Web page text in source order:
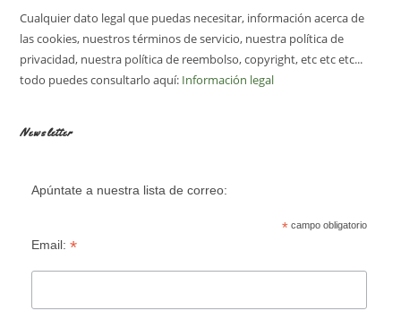
Cualquier dato legal que puedas necesitar, información acerca de
las cookies, nuestros términos de servicio, nuestra política de
privacidad, nuestra política de reembolso, copyright, etc etc etc...
todo puedes consultarlo aquí: Información legal
Newsletter
Apúntate a nuestra lista de correo:
*campo obligatorio
Email: *